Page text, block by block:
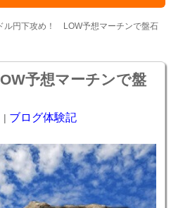
ル円下攻め！ LOW予想マーチンで盤石
予想マーチンで盤
| ブログ体験記